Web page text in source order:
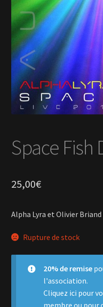
En savoir +
Mon Compte
Space Fish
25,00€
Alpha Lyra et Olivier Briand
Rupture de stock
20% de remise
l'association.
Cliquez ici pour